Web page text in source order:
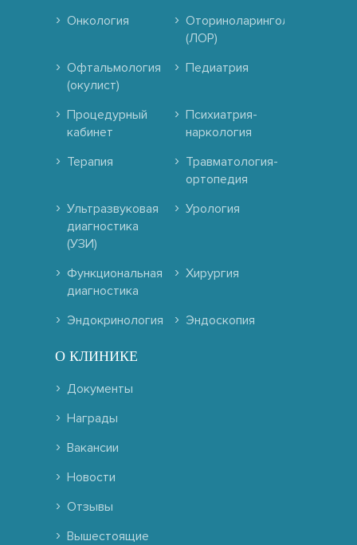
Онкология
Оториноларингология
(ЛОР)
Офтальмология
(окулист)
Педиатрия
Процедурный
кабинет
Психиатрия-
наркология
Терапия
Травматология-
ортопедия
Ультразвуковая
диагностика
(УЗИ)
Урология
Функциональная
диагностика
Хирургия
Эндокринология Эндоскопия
О КЛИНИКЕ
Документы
Награды
Вакансии
Новости
Отзывы
Вышестоящие